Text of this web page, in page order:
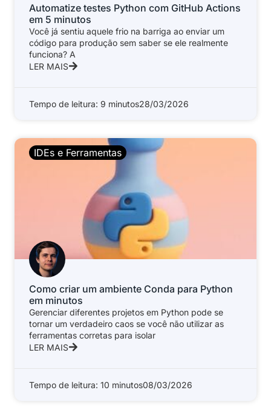
Automatize testes Python com GitHub Actions
em 5 minutos
Você já sentiu aquele frio na barriga ao enviar um
código para produção sem saber se ele realmente
funciona? A
LER MAIS
Tempo de leitura: 9 minutos28/03/2026
IDEs e Ferramentas
Como criar um ambiente Conda para Python
em minutos
Gerenciar diferentes projetos em Python pode se
tornar um verdadeiro caos se você não utilizar as
ferramentas corretas para isolar
LER MAIS
Tempo de leitura: 10 minutos08/03/2026